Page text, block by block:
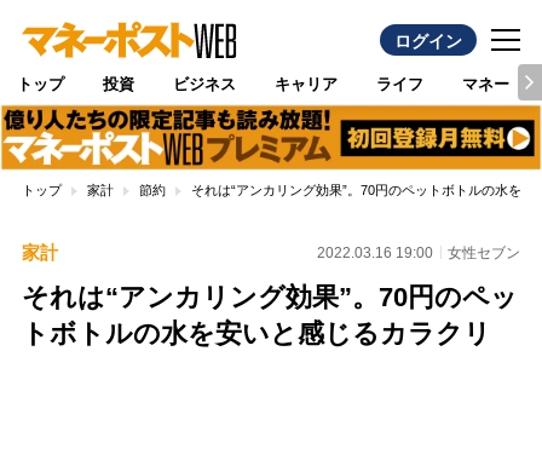
ログイン
トップ 投資 ビジネス キャリア ライフ マネー
トップ 家計 節約 それは“アンカリング効果”。70円のペットボトルの水を安
家計 2022.03.16 19:00 女性セブン
それは“アンカリング効果”。70円のペッ
トボトルの水を安いと感じるカラクリ